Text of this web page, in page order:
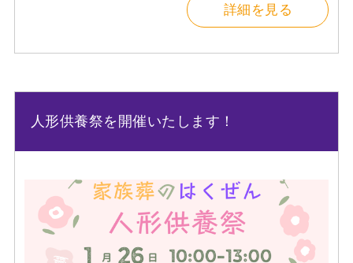
詳細を見る
人形供養祭を開催いたします！